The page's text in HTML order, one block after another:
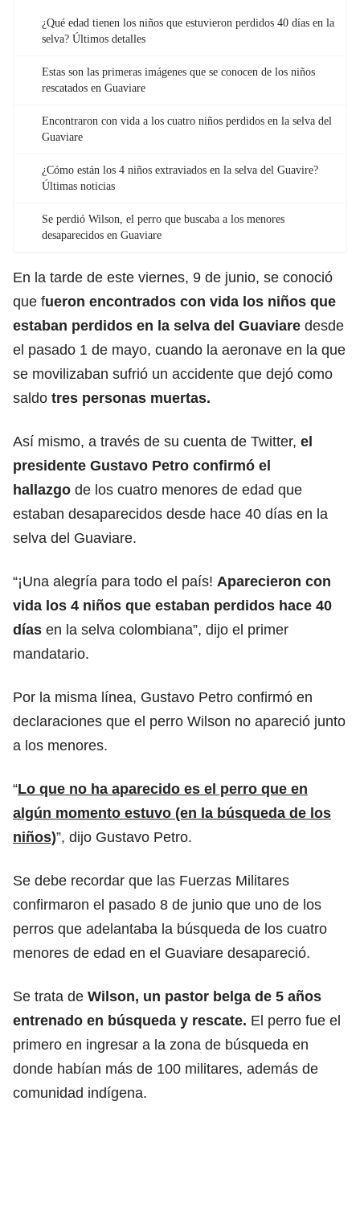
¿Qué edad tienen los niños que estuvieron perdidos 40 días en la
selva? Últimos detalles
Estas son las primeras imágenes que se conocen de los niños
rescatados en Guaviare
Encontraron con vida a los cuatro niños perdidos en la selva del
Guaviare
¿Cómo están los 4 niños extraviados en la selva del Guavire?
Últimas noticias
Se perdió Wilson, el perro que buscaba a los menores
desaparecidos en Guaviare
En la tarde de este viernes, 9 de junio, se conoció
que fueron encontrados con vida los niños que
estaban perdidos en la selva del Guaviare desde
el pasado 1 de mayo, cuando la aeronave en la que
se movilizaban sufrió un accidente que dejó como
saldo tres personas muertas.
Así mismo, a través de su cuenta de Twitter, el
presidente Gustavo Petro confirmó el
hallazgo de los cuatro menores de edad que
estaban desaparecidos desde hace 40 días en la
selva del Guaviare.
“¡Una alegría para todo el país! Aparecieron con
vida los 4 niños que estaban perdidos hace 40
días en la selva colombiana”, dijo el primer
mandatario.
Por la misma línea, Gustavo Petro confirmó en
declaraciones que el perro Wilson no apareció junto
a los menores.
“Lo que no ha aparecido es el perro que en
algún momento estuvo (en la búsqueda de los
niños)”, dijo Gustavo Petro.
Se debe recordar que las Fuerzas Militares
confirmaron el pasado 8 de junio que uno de los
perros que adelantaba la búsqueda de los cuatro
menores de edad en el Guaviare desapareció.
Se trata de Wilson, un pastor belga de 5 años
entrenado en búsqueda y rescate. El perro fue el
primero en ingresar a la zona de búsqueda en
donde habían más de 100 militares, además de
comunidad indígena.